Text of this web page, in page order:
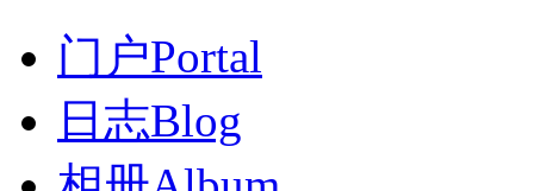
门户Portal
日志Blog